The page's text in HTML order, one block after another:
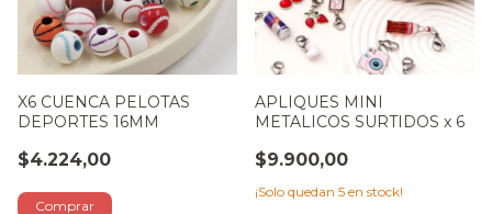
X6 CUENCA PELOTAS
DEPORTES 16MM
$4.224,00
APLIQUES MINI
METALICOS SURTIDOS x 6
$9.900,00
¡Solo quedan 5 en stock!